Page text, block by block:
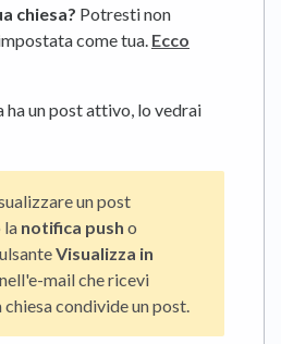
chiesa? Potresti non
come tua. Ecco
ha un post attivo, lo vedrai
un post
la notifica push o
Visualizza in
nell'e-mail che ricevi
chiesa condivide un post.